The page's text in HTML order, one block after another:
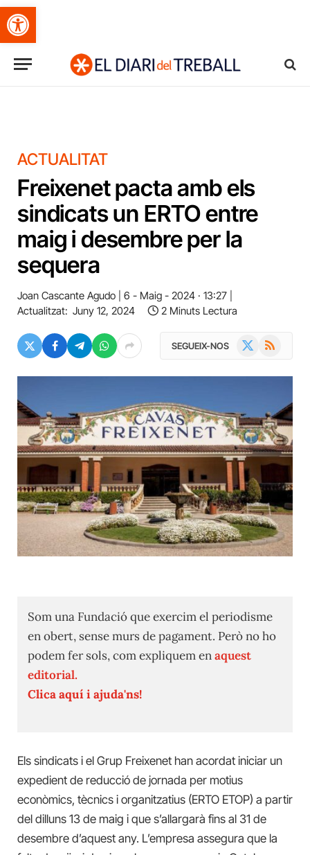
Obre la barra d'eines
ACTUALITAT
Freixenet pacta amb els
sindicats un ERTO entre
maig i desembre per la
sequera
Joan Cascante Agudo
6 - Maig - 2024 · 13:27
Actualitzat: Juny 12, 2024 2 Minuts Lectura
SEGUEIX-NOS RSS
Som una Fundació que exercim el periodisme
en obert, sense murs de pagament. Però no ho
podem fer sols, com expliquem enaquest
editorial.
Clica aquí i ajuda'ns!
Els sindicats i el Grup Freixenet han acordat iniciar un
expedient de reducció de jornada per motius
econòmics, tècnics i organitzatius (ERTO ETOP) a partir
del dilluns 13 de maig i que s’allargarà fins al 31 de
desembre d’aquest any. L’empresa assegura que la